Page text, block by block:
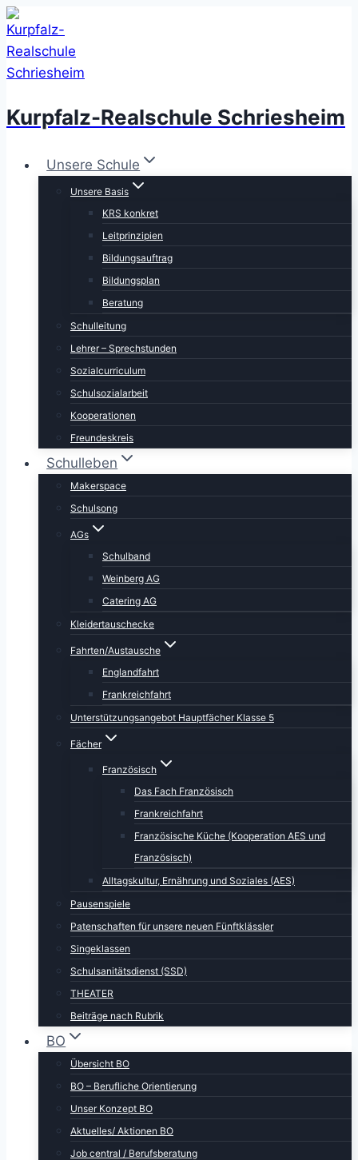
Zum
Inhalt
springen
Kurpfalz-Realschule Schriesheim
Unsere Schule
Unsere Basis
KRS konkret
Leitprinzipien
Bildungsauftrag
Bildungsplan
Beratung
Schulleitung
Lehrer – Sprechstunden
Sozialcurriculum
Schulsozialarbeit
Kooperationen
Freundeskreis
Schulleben
Makerspace
Schulsong
AGs
Schulband
Weinberg AG
Catering AG
Kleidertauschecke
Fahrten/Austausche
Englandfahrt
Frankreichfahrt
Unterstützungsangebot Hauptfächer Klasse 5
Fächer
Französisch
Das Fach Französisch
Frankreichfahrt
Französische Küche (Kooperation AES und
Französisch)
Alltagskultur, Ernährung und Soziales (AES)
Pausenspiele
Patenschaften für unsere neuen Fünftklässler
Singeklassen
Schulsanitätsdienst (SSD)
THEATER
Beiträge nach Rubrik
BO
Übersicht BO
BO – Berufliche Orientierung
Unser Konzept BO
Aktuelles/ Aktionen BO
Job central / Berufsberatung